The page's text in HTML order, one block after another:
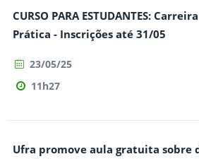
CURSO PARA ESTUDANTES:
Prática - Inscrições até 31/05
23/05/25
11h27
Ufra promove aula gratuita sobre